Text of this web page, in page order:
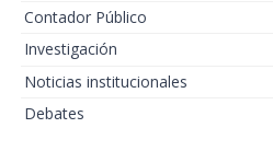
Contador Público
Investigación
Noticias institucionales
Debates